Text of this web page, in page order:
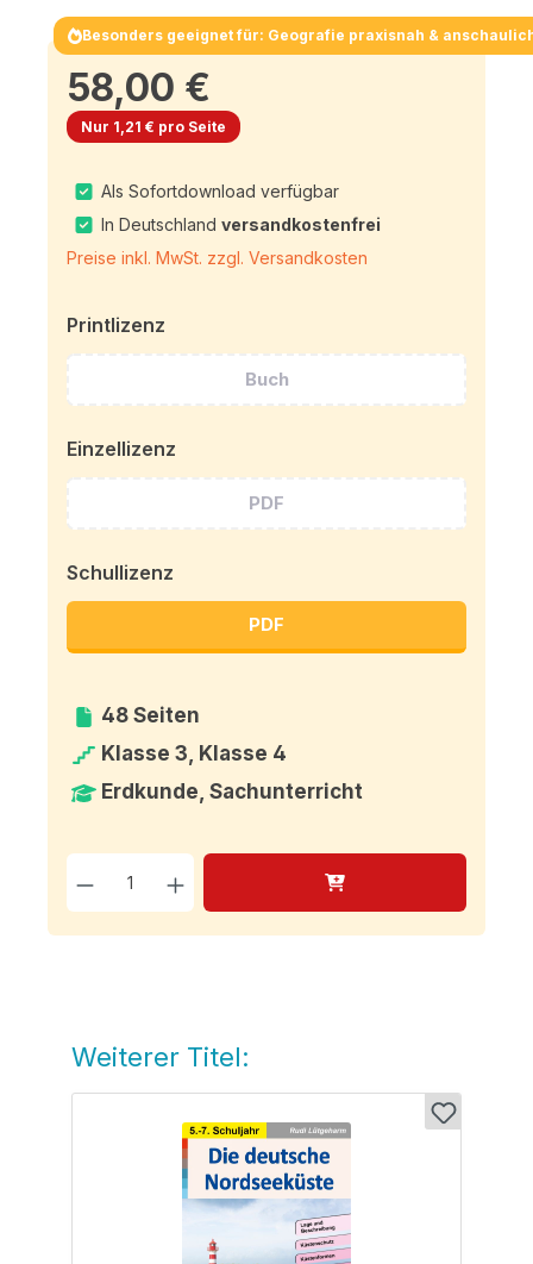
Besonders geeignet für: Geografie praxisnah &
58,00 €
Nur 1,21 € pro Seite
Als Sofortdownload verfügbar
In Deutschlandversandkostenfrei
Preise inkl. MwSt. zzgl. Versandkosten
Printlizenz
Buch
Einzellizenz
PDF
Schullizenz
PDF
48 Seiten
Klasse 3, Klasse 4
Erdkunde, Sachunterricht
Produkt Anzahl: Gib den
Produktgalerie überspringen
Weiterer Titel: